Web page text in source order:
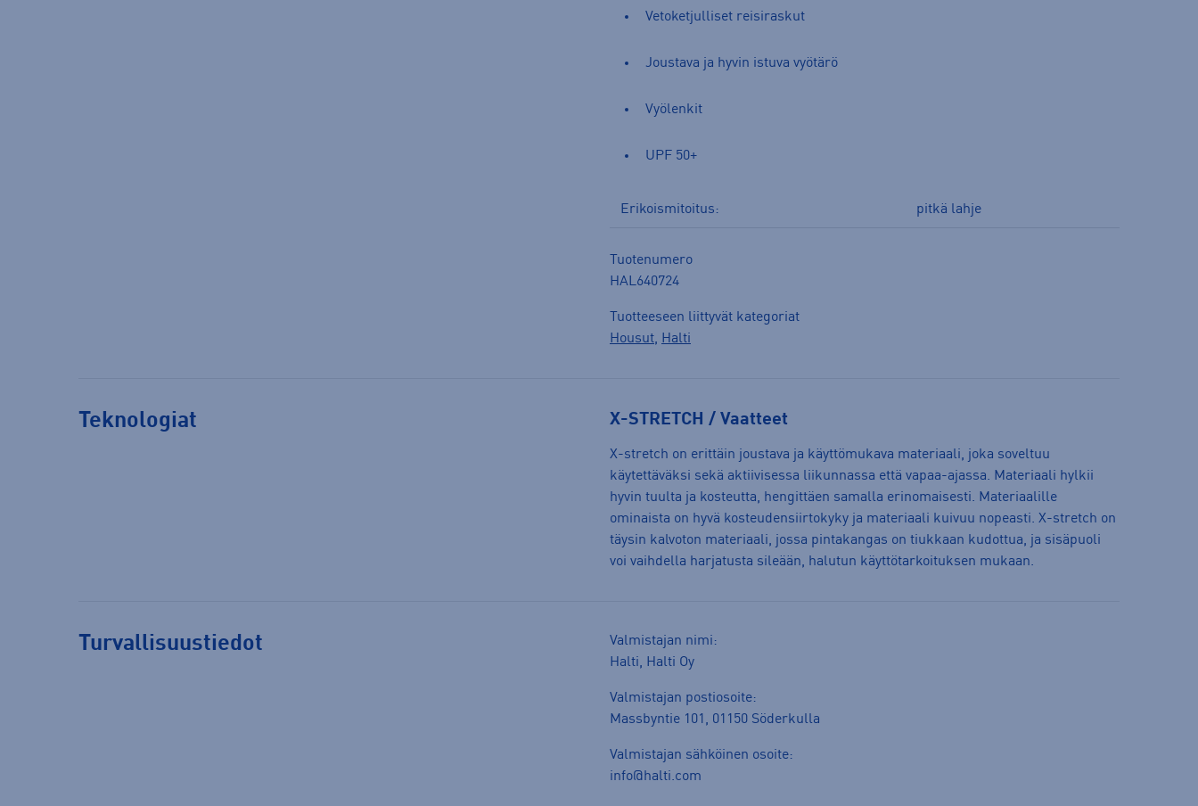
Vetoketjulliset reisiraskut
Joustava ja hyvin istuva vyötärö
Vyölenkit
UPF 50+
Erikoismitoitus: pitkä lahje
Tuotenumero
HAL640724
Tuotteeseen liittyvät kategoriat
Housut, Halti
Teknologiat X-STRETCH / Vaatteet
X-stretch on erittäin joustava ja käyttömukava materiaali, joka soveltuu
käytettäväksi sekä aktiivisessa liikunnassa että vapaa-ajassa. Materiaali hylkii
hyvin tuulta ja kosteutta, hengittäen samalla erinomaisesti. Materiaalille
ominaista on hyvä kosteudensiirtokyky ja materiaali kuivuu nopeasti. X-stretch on
täysin kalvoton materiaali, jossa pintakangas on tiukkaan kudottua, ja sisäpuoli
voi vaihdella harjatusta sileään, halutun käyttötarkoituksen mukaan.
Turvallisuustiedot
Valmistajan nimi:
Halti, Halti Oy
Valmistajan postiosoite:
Massbyntie 101, 01150 Söderkulla
Valmistajan sähköinen osoite:
info@halti.com